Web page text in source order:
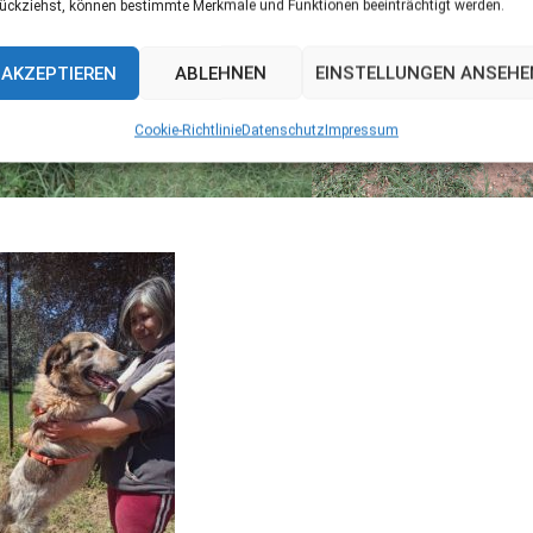
können bestimmte Merkmale und Funktionen beeinträchtigt werden.
AKZEPTIEREN ABLEHNEN EINSTELLUNGEN
Cookie-RichtlinieDatenschutzImpressum